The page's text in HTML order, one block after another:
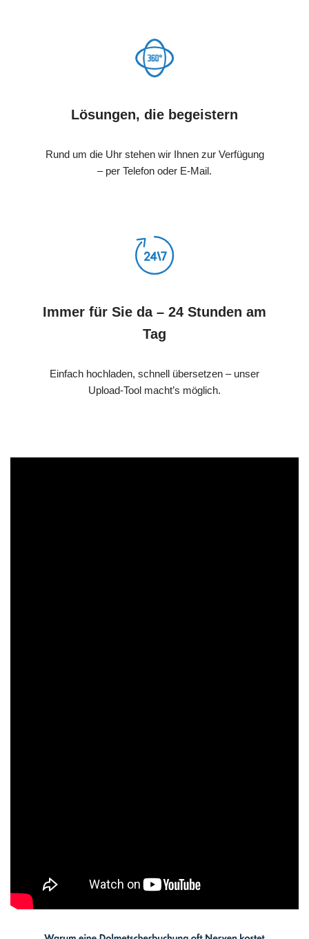
Lösungen, die begeistern
Rund um die Uhr stehen wir Ihnen zur Verfügung
– per Telefon oder E-Mail.
Immer für Sie da – 24 Stunden am
Tag
Einfach hochladen, schnell übersetzen – unser
Upload-Tool macht’s möglich.